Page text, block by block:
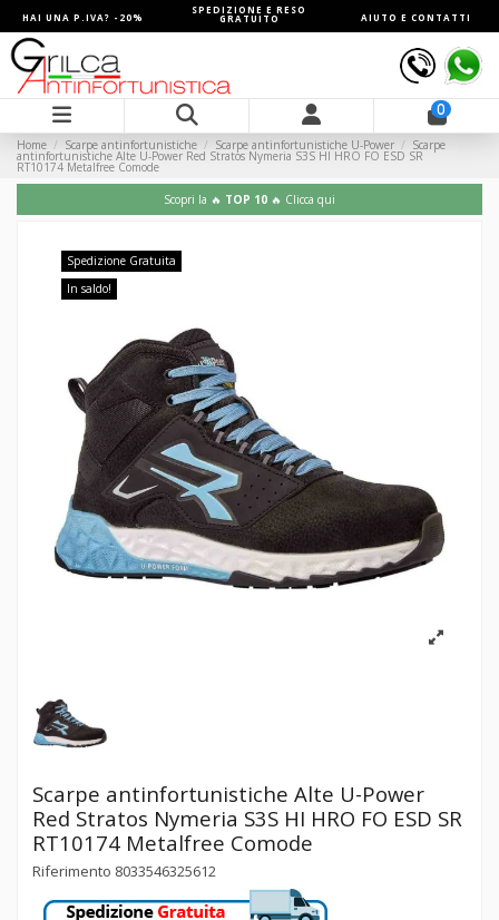
HAI UNA P.IVA? -20%
SPEDIZIONE E RESO
GRATUITO AIUTO E CONTATTI
0
Home Scarpe antinfortunistiche Scarpe antinfortunistiche U-Power Scarpe
antinfortunistiche Alte U-Power Red Stratos Nymeria S3S HI HRO FO ESD SR
RT10174 Metalfree Comode
Scopri la 🔥 TOP 10 🔥 Clicca qui
Spedizione Gratuita
In saldo!
Scarpe antinfortunistiche Alte U-Power
Red Stratos Nymeria S3S HI HRO FO ESD SR
RT10174 Metalfree Comode
Riferimento 8033546325612